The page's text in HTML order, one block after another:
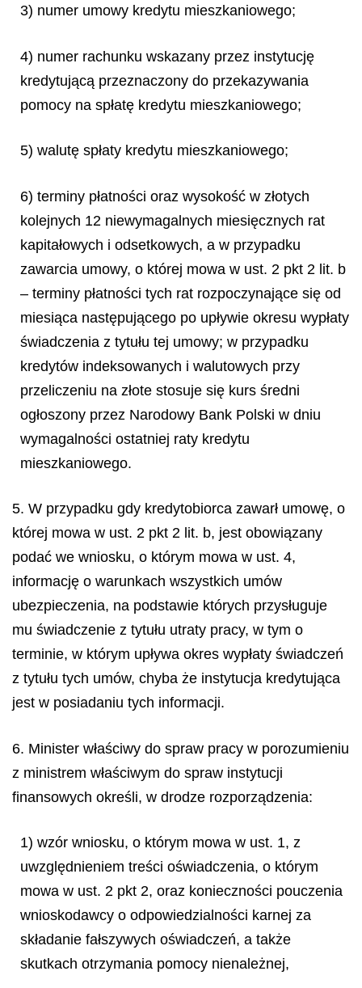
3) numer umowy kredytu mieszkaniowego;
4) numer rachunku wskazany przez instytucję
kredytującą przeznaczony do przekazywania
pomocy na spłatę kredytu mieszkaniowego;
5) walutę spłaty kredytu mieszkaniowego;
6) terminy płatności oraz wysokość w złotych
kolejnych 12 niewymagalnych miesięcznych rat
kapitałowych i odsetkowych, a w przypadku
zawarcia umowy, o której mowa w ust. 2 pkt 2 lit. b
– terminy płatności tych rat rozpoczynające się od
miesiąca następującego po upływie okresu wypłaty
świadczenia z tytułu tej umowy; w przypadku
kredytów indeksowanych i walutowych przy
przeliczeniu na złote stosuje się kurs średni
ogłoszony przez Narodowy Bank Polski w dniu
wymagalności ostatniej raty kredytu
mieszkaniowego.
5. W przypadku gdy kredytobiorca zawarł umowę, o
której mowa w ust. 2 pkt 2 lit. b, jest obowiązany
podać we wniosku, o którym mowa w ust. 4,
informację o warunkach wszystkich umów
ubezpieczenia, na podstawie których przysługuje
mu świadczenie z tytułu utraty pracy, w tym o
terminie, w którym upływa okres wypłaty świadczeń
z tytułu tych umów, chyba że instytucja kredytująca
jest w posiadaniu tych informacji.
6. Minister właściwy do spraw pracy w porozumieniu
z ministrem właściwym do spraw instytucji
finansowych określi, w drodze rozporządzenia:
1) wzór wniosku, o którym mowa w ust. 1, z
uwzględnieniem treści oświadczenia, o którym
mowa w ust. 2 pkt 2, oraz konieczności pouczenia
wnioskodawcy o odpowiedzialności karnej za
składanie fałszywych oświadczeń, a także
skutkach otrzymania pomocy nienależnej,